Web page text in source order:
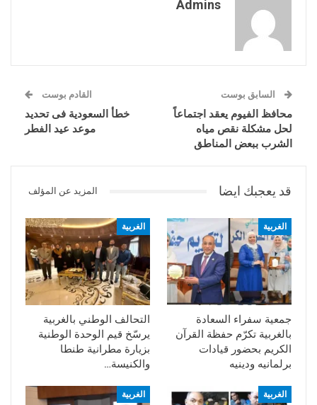
Admins
السابق بوست
محافظ الفيوم يعقد اجتماعاً
لحل مشكلة نقص مياه
الشرب ببعض المناطق
القادم بوست
خطأ السعودية فى تحديد
موعد عيد الفطر
قد يعجبك ايضا المزيد عن المؤلف
الغربية
جمعية سفراء السعادة
بالغربية تكرّم حفظة القرآن
الكريم بحضور قيادات
برلمانيه ودينيه
الغربية
التحالف الوطني بالغربية
يرسّخ قيم الوحدة الوطنية
بزيارة مطرانية طنطا
والكنيسة…
الغربية الغربية